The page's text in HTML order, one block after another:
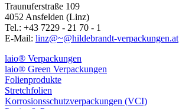
Traunuferstraße 109
4052 Ansfelden (Linz)
Tel.: +43 7229 - 21 70 - 1
E-Mail: linz@~@hildebrandt-verpackungen.at
laio® Verpackungen
laio® Green Verpackungen
Folienprodukte
Stretchfolien
Korrosionsschutzverpackungen (VCI)